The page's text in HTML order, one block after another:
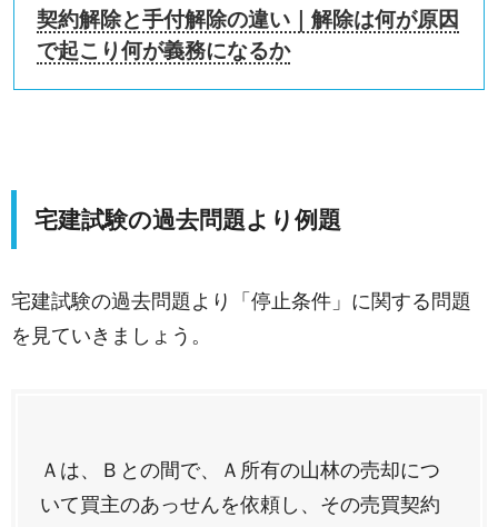
契約解除と手付解除の違い｜解除は何が原因
で起こり何が義務になるか
宅建試験の過去問題より例題
宅建試験の過去問題より「停止条件」に関する問題
を見ていきましょう。
Ａは、Ｂとの間で、Ａ所有の山林の売却につ
いて買主のあっせんを依頼し、その売買契約